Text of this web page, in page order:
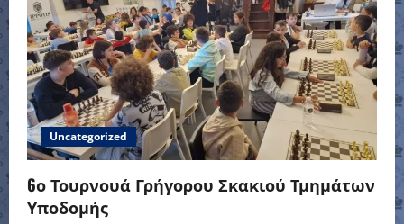
Uncategorized
6ο Τουρνουά Γρήγορου Σκακιού Τμημάτων
Υποδομής